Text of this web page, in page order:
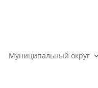
Муниципальный округ